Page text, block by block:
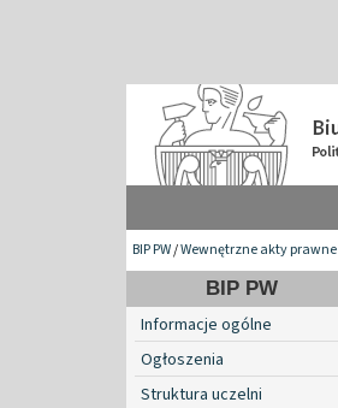
BIP PW/Wewnętrzne akty prawne
BIP PW
Informacje ogólne
Ogłoszenia
Struktura uczelni